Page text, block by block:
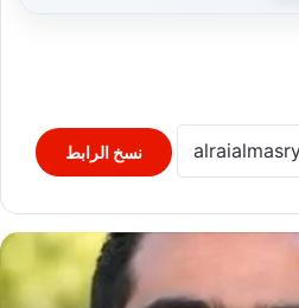
نسخ الرابط